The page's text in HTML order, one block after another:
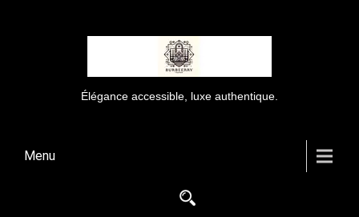
Élégance accessible, luxe authentique.
Menu